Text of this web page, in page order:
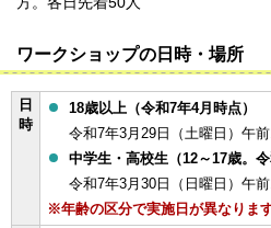
ワークショップの日時・場所
日
時
18歳以上（令和7年4月時点）
令和7年3月29日（土曜日）午
中学生・高校生（12～17歳。令
令和7年3月30日（日曜日）午
※年齢の区分で実施日が異なりま